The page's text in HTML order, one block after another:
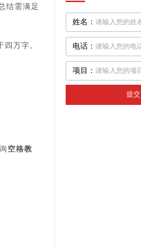
结需满足
万字。
空格教
姓名：
电话：
项目：
提交